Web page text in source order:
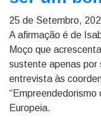
25 de Setembro,
A afirmação é de
Moço que
sustente apenas por
entrevista às
“Empreendedorismo
Europeia.